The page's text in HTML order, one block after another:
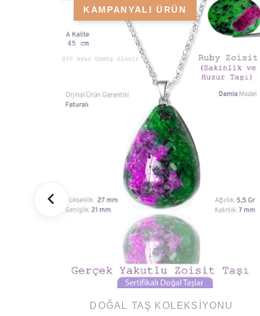
KAMPANYALI ÜRÜN
DOĞAL TAŞ KOLEKSIYONU